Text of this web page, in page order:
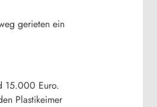
gerieten ein
15.000 Euro.
Plastikeimer